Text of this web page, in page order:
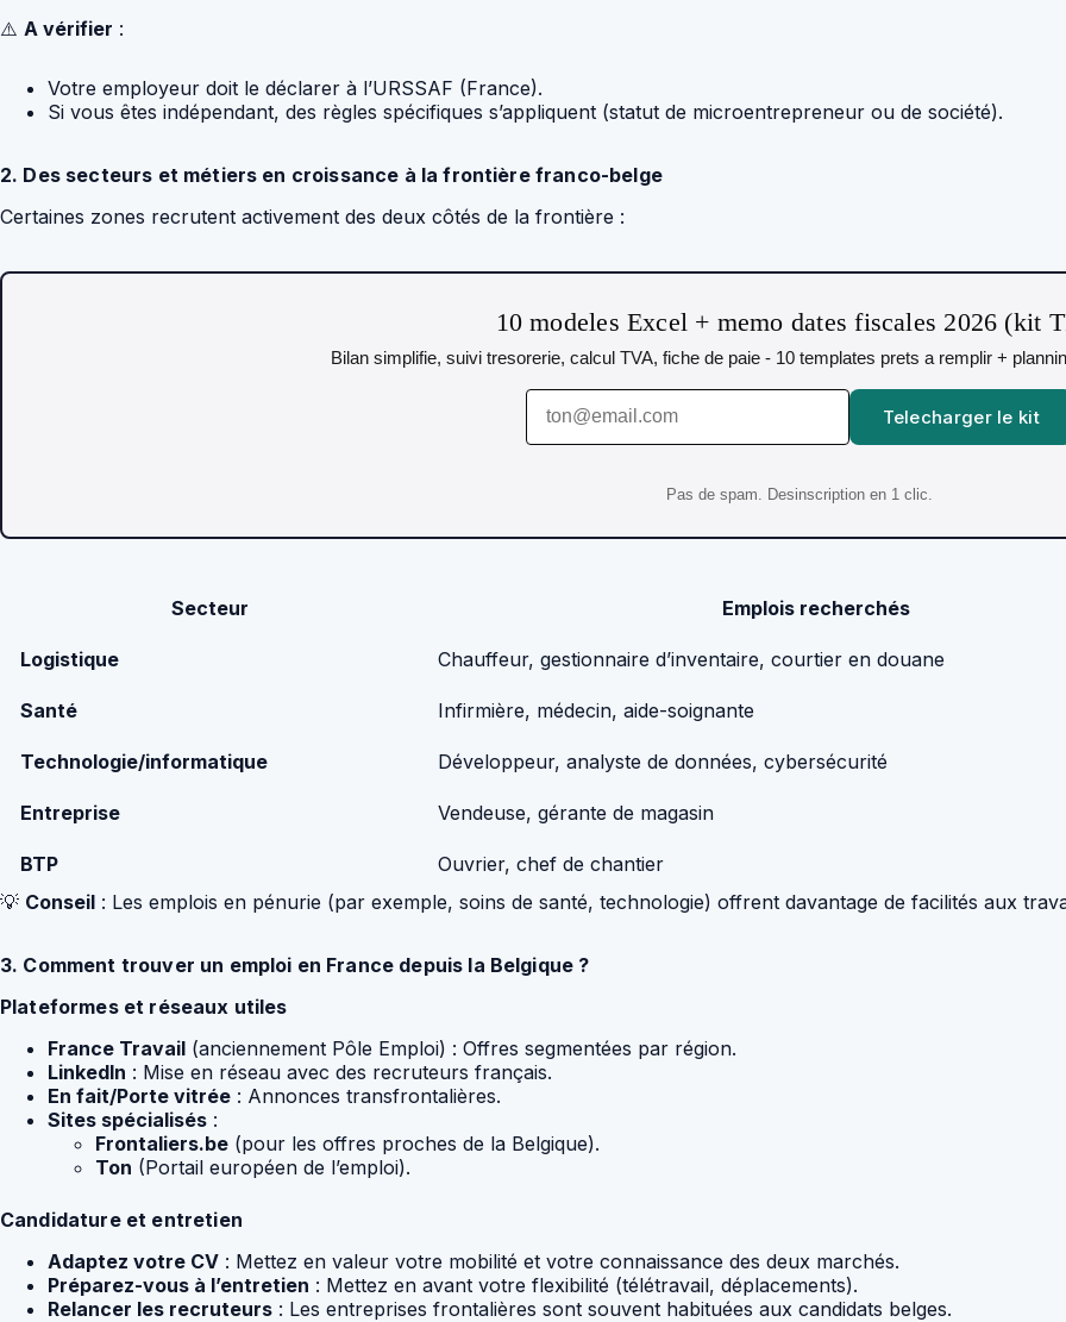
⚠️ A vérifier :
Votre employeur doit le déclarer à l’URSSAF (France).
Si vous êtes indépendant, des règles spécifiques s’appliquent (statut de microentrepreneur ou de société).
2. Des secteurs et métiers en croissance à la frontière franco-belge
Certaines zones recrutent activement des deux côtés de la frontière :
10 modeles Excel + memo dates fiscales 2026 (kit
Bilan simplifie, suivi tresorerie, calcul TVA, fiche de paie - 10 templates prets a remplir +
Telecharger le kit
Pas de spam. Desinscription en 1 clic.
Secteur Emplois recherchés
Logistique Chauffeur, gestionnaire d’inventaire, courtier en douane
Santé Infirmière, médecin, aide-soignante
Technologie/informatique Développeur, analyste de données, cybersécurité
Entreprise Vendeuse, gérante de magasin
BTP
Ouvrier, chef de chantier
💡 Conseil : Les emplois en pénurie (par exemple, soins de santé, technologie) offrent davantage de facilités aux
3. Comment trouver un emploi en France depuis la Belgique ?
Plateformes et réseaux utiles
France Travail (anciennement Pôle Emploi) : Offres segmentées par région.
LinkedIn : Mise en réseau avec des recruteurs français.
En fait/Porte vitrée : Annonces transfrontalières.
Sites spécialisés :
Frontaliers.be (pour les offres proches de la Belgique).
Ton (Portail européen de l’emploi).
Candidature et entretien
Adaptez votre CV : Mettez en valeur votre mobilité et votre connaissance des deux marchés.
Préparez-vous à l’entretien : Mettez en avant votre flexibilité (télétravail, déplacements).
Relancer les recruteurs : Les entreprises frontalières sont souvent habituées aux candidats belges.